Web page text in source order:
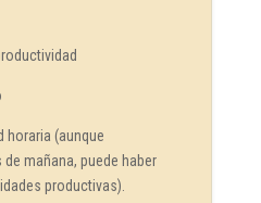
horaria (aunque
mañana, puede haber
productivas).